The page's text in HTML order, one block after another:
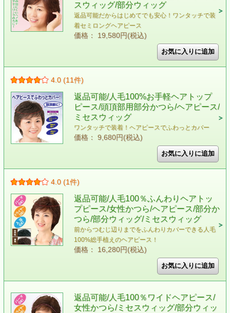
スウィッグ/部分ウィッグ
返品可能だからはじめてでも安心！ワンタッチで装
着セミロングヘアピース
価格： 19,580円(税込)
4.0 (11件)
返品可能/人毛100%お手軽ヘアトップ
ピース/頭頂部用部分かつら/ヘアピース/
ミセスウィッグ
ワンタッチで装着！ヘアピースでふわっとカバー
価格： 9,680円(税込)
4.0 (1件)
返品可能/人毛100％ふんわりヘアトッ
プピース/女性かつら/ヘアピース/部分か
つら/部分ウィッグ/ミセスウィッグ
前からつむじ辺りまでをふんわりカバーできる人毛
100%総手植えのヘアピース！
価格： 16,280円(税込)
返品可能/人毛100％ワイドヘアピース/
女性かつら/ミセスウィッグ/部分ウィッ